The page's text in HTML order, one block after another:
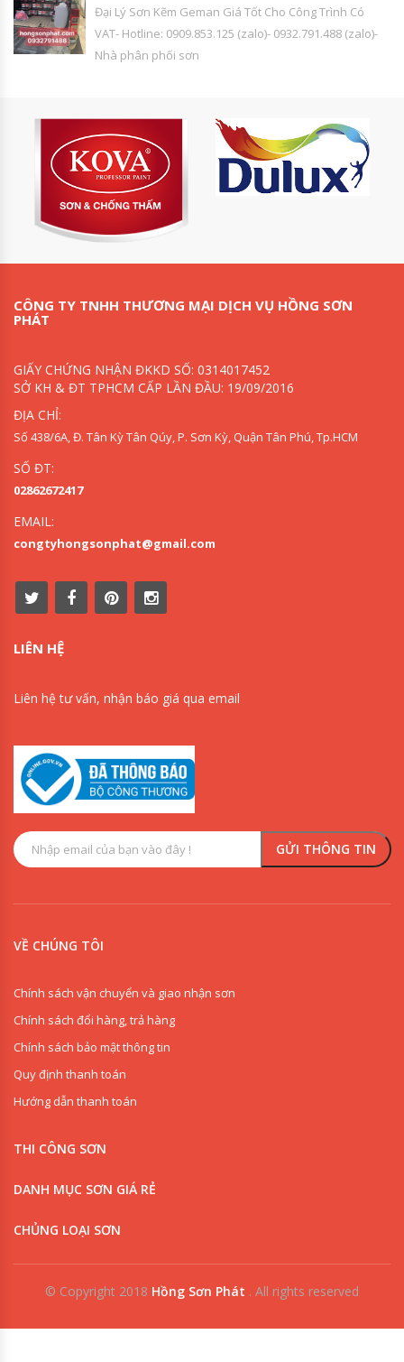
Đại Lý Sơn Kẽm Geman Giá Tốt Cho Công Trình Có
VAT- Hotline: 0909.853.125 (zalo)- 0932.791.488 (zalo)-
Nhà phân phối sơn
CÔNG TY TNHH THƯƠNG MẠI DỊCH VỤ HỒNG SƠN
PHÁT
GIẤY CHỨNG NHẬN ĐKKD SỐ: 0314017452
SỞ KH & ĐT TPHCM CẤP LẦN ĐẦU: 19/09/2016
ĐỊA CHỈ:
Số 438/6A, Đ. Tân Kỳ Tân Qúy, P. Sơn Kỳ, Quận Tân Phú, Tp.HCM
SỐ ĐT:
02862672417
EMAIL:
congtyhongsonphat@gmail.com
LIÊN HỆ
Liên hệ tư vấn, nhận báo giá qua email
VỀ CHÚNG TÔI
Chính sách vận chuyển và giao nhận sơn
Chính sách đổi hàng, trả hàng
Chính sách bảo mật thông tin
Quy định thanh toán
Hướng dẫn thanh toán
THI CÔNG SƠN
DANH MỤC SƠN GIÁ RẺ
CHỦNG LOẠI SƠN
© Copyright 2018 Hồng Sơn Phát . All rights reserved